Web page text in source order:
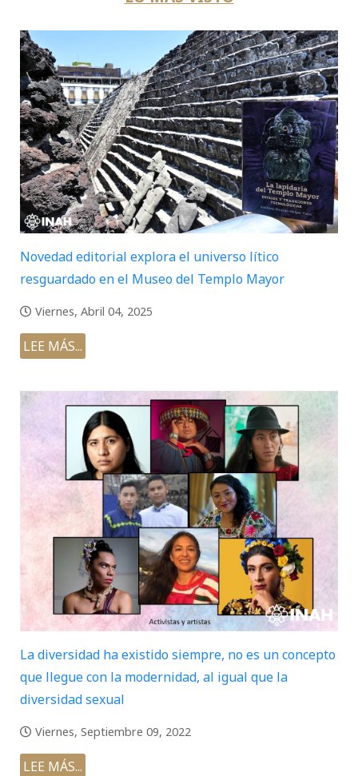
Novedad editorial explora el universo lítico
resguardado en el Museo del Templo Mayor
Viernes, Abril 04, 2025
LEE MÁS...
La diversidad ha existido siempre, no es un concepto
que llegue con la modernidad, al igual que la
diversidad sexual
Viernes, Septiembre 09, 2022
LEE MÁS...